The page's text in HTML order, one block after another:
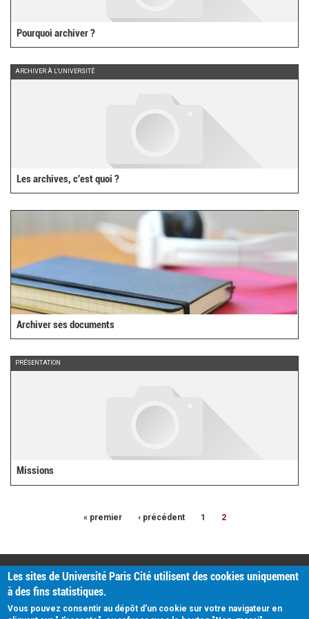
Pourquoi archiver ?
ARCHIVER À L'UNIVERSITÉ
Les archives, c'est quoi ?
Archiver ses documents
PRÉSENTATION
Missions
« premier ‹ précédent 1 2
PRATIQUE
Plan d'accès
Intranet
Mentions légales
Données personnelles
Les sites de Université Paris Cité utilisent des cookies uniquement
à des fins statistiques.
Vous pouvez consentir au dépôt d'un cookie sur votre navigateur en